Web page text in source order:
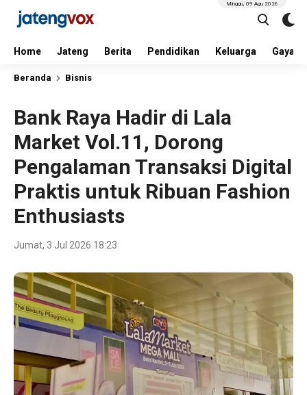
Home Jateng Berita Pendidikan Keluarga Gaya
Minggu, 09 Agu 2026
Beranda Bisnis
Bank Raya Hadir di Lala
Market Vol.11, Dorong
Pengalaman Transaksi Digital
Praktis untuk Ribuan Fashion
Enthusiasts
Jumat, 3 Jul 2026 18:23